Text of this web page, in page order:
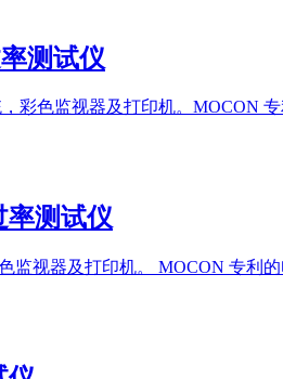
测试仪
彩色监视器及打印机。MOCON
率测试仪
监视器及打印机。 MOCON 专